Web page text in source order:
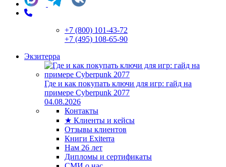
+7 (800) 101-43-72
+7 (495) 108-65-90
Экзитерра
Где и как покупать ключи для игр: гайд на
примере Cyberpunk 2077
04.08.2026
Контакты
★ Клиенты и кейсы
Отзывы клиентов
Книги Exiterra
Нам 26 лет
Дипломы и сертификаты